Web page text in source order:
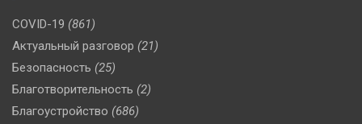
COVID-19 (861)
Актуальный разговор (21)
Безопасность (25)
Благотворительность (2)
Благоустройство (686)